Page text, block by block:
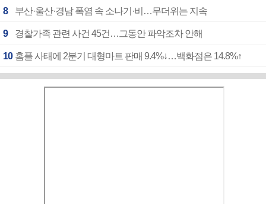
8 부산·울산·경남 폭염 속 소나기·비…무더위는 지속
9 경찰가족 관련 사건 45건…그동안 파악조차 안해
10 홈플 사태에 2분기 대형마트 판매 9.4%↓…백화점은 14.8%↑